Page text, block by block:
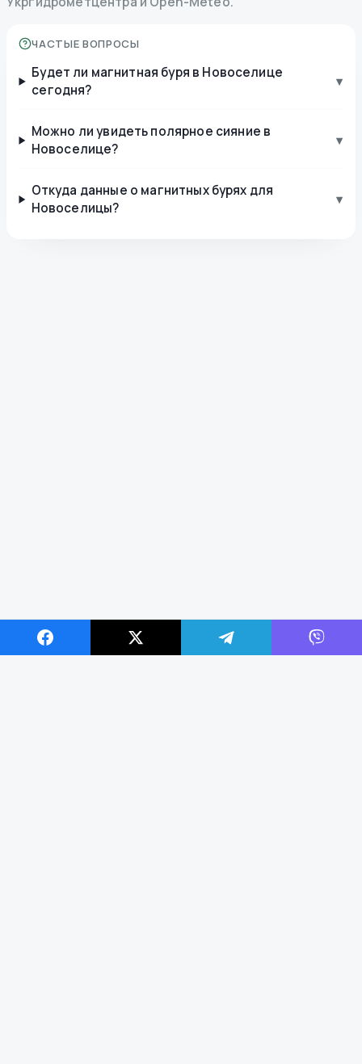
ЧАСТЫЕ ВОПРОСЫ
Будет ли магнитная буря в Новоселице
сегодня?
▾
Можно ли увидеть полярное сияние в
Новоселице?
▾
Откуда данные о магнитных бурях для
Новоселицы?
▾